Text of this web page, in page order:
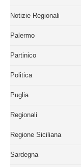
Notizie Regionali
Palermo
Partinico
Politica
Puglia
Regionali
Regione Siciliana
Sardegna